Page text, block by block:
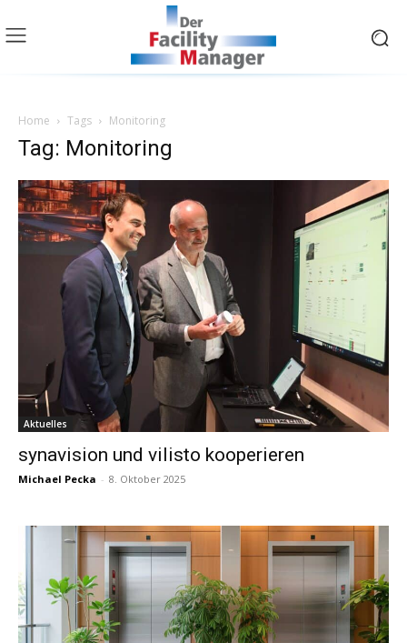
Home Tags Monitoring
Tag: Monitoring
Aktuelles
synavision und vilisto kooperieren
Michael Pecka - 8. Oktober 2025